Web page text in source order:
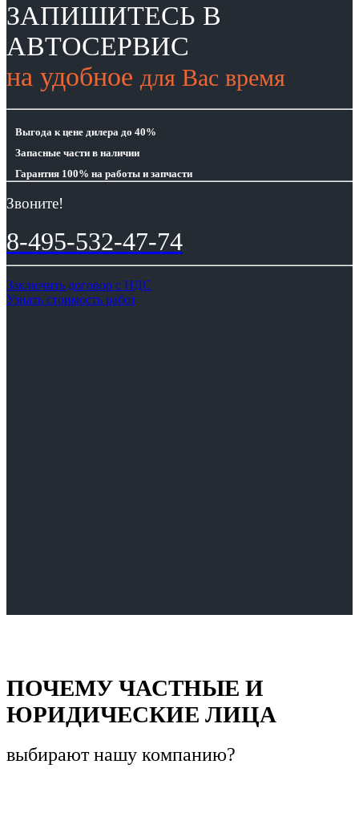
ЗАПИШИТЕСЬ В
АВТОСЕРВИС
на удобное для Вас время
Выгода к цене дилера до 40%
Запасные части в наличии
Гарантия 100% на работы и запчасти
Звоните!
8-495-532-47-74
Заключить договор с НДС
Узнать стоимость работ
ПОЧЕМУ ЧАСТНЫЕ И
ЮРИДИЧЕСКИЕ ЛИЦА
выбирают нашу компанию?